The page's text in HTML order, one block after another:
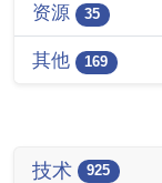
资源 35
其他 169
技术 925